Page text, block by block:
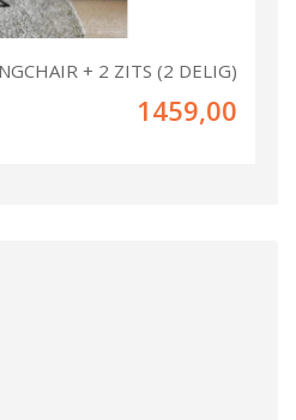
+ 2 ZITS (2 DELIG)
1459,00